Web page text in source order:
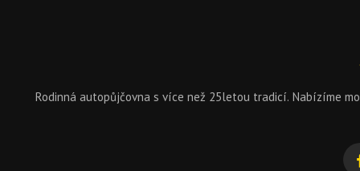
Rodinná autopůjčovna s více než 25letou tradicí. Nabízíme